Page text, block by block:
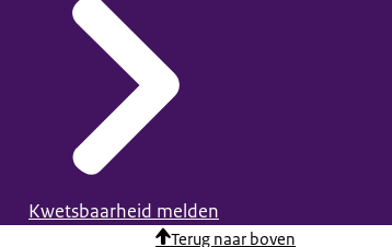
Kwetsbaarheid melden
Terug naar boven